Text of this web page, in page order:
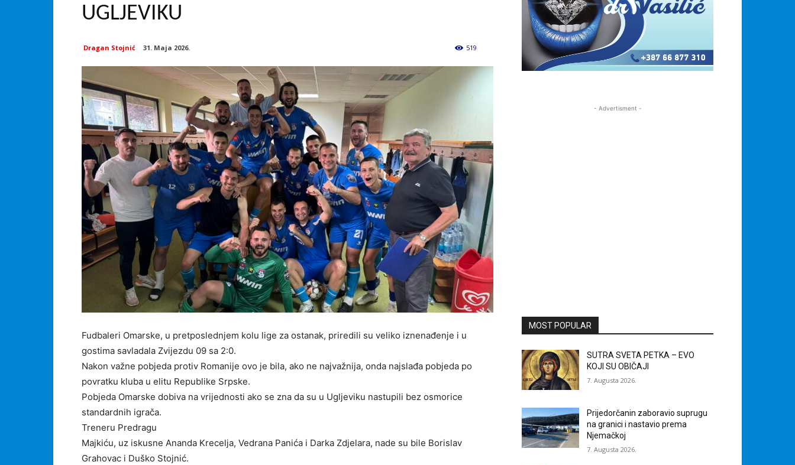
UGLJEVIKU
Dragan Stojnić 31. Maja 2026. 519
Fudbaleri Omarske, u pretposlednjem kolu lige za ostanak, priredili su veliko iznenađenje i u
gostima savladala Zvijezdu 09 sa 2:0.
Nakon važne pobjeda protiv Romanije ovo je bila, ako ne najvažnija, onda najslađa pobjeda po
povratku kluba u elitu Republike Srpske.
Pobjeda Omarske dobiva na vrijednosti ako se zna da su u Ugljeviku nastupili bez osmorice
standardnih igrača.
Treneru Predragu
Majkiću, uz iskusne Ananda Krecelja, Vedrana Panića i Darka Zdjelara, nade su bile Borislav
Grahovac i Duško Stojnić.
- Advertisment -
MOST POPULAR
SUTRA SVETA PETKA – EVO
KOJI SU OBIČAJI
7. Augusta 2026.
Prijedorčanin zaboravio suprugu
na granici i nastavio prema
Njemačkoj
7. Augusta 2026.